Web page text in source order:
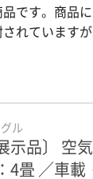
です。商品
れています
ル
展示品〕 空
4畳 ／車載